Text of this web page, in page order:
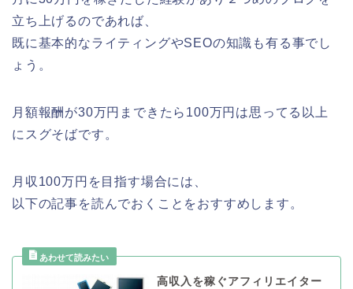
立ち上げるのであれば、
既に基本的なライティングやSEOの知識も有る事でし
ょう。
月額報酬が30万円まできたら100万円は思ってる以上
にスグそばです。
月収100万円を目指す場合には、
以下の記事を読んでおくことをおすすめします。
高収入を稼ぐアフィリエイター